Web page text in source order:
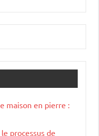
maison en pierre :
processus de